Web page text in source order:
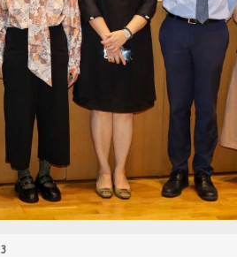
3